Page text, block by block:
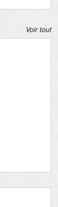
Voir tout